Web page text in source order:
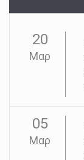
20
Μαρ
05
Μαρ